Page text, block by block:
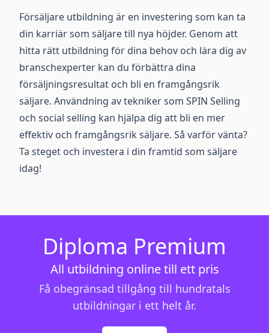
Försäljare utbildning är en investering som kan ta
din karriär som säljare till nya höjder. Genom att
hitta rätt utbildning för dina behov och lära dig av
branschexperter kan du förbättra dina
försäljningsresultat och bli en framgångsrik
säljare. Användning av tekniker som SPIN Selling
och social selling kan hjälpa dig att bli en mer
effektiv och framgångsrik säljare. Så varför vänta?
Ta steget och investera i din framtid som säljare
idag!
Diploma Premium
All utbildning online till ett pris
Få obegränsad tillgång till hundratals
utbildningar i ett helt år.